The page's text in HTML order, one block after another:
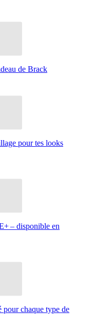
de Brack
pour tes looks
– disponible en
pour chaque type de